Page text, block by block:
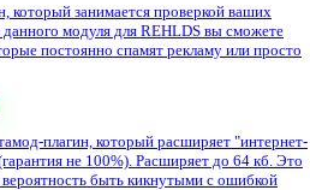
который занимается проверкой ваших
модуля для REHLDS вы сможете
постоянно спамят рекламу или просто
плагин, который расширяет "интернет-
не 100%). Расширяет до 64 кб. Это
вероятность быть кикнутыми с ошибкой